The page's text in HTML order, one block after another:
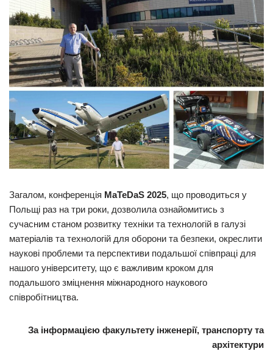
Загалом, конференція MaTeDaS 2025, що проводиться у
Польщі раз на три роки, дозволила ознайомитись з
сучасним станом розвитку техніки та технологій в галузі
матеріалів та технологій для оборони та безпеки, окреслити
наукові проблеми та перспективи подальшої співпраці для
нашого університету, що є важливим кроком для
подальшого зміцнення міжнародного наукового
співробітництва.
За інформацією факультету інженерії, транспорту та
архітектури